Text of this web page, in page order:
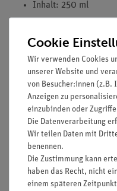
Inhalt: 250 ml
HINWEIS: Bitte beachten
Privatpersonen
Chemikalien nur an
Verwender und öffentliche
Lehranstalten ab.
Media / Downloads
Cookie
Wir verwenden Cookies
unserer Website und
von Besucher:innen (z.B.
Anzeigen zu
einzubinden oder
Die Datenverarbeitung
Wir teilen Daten mit
benennen.
Die Zustimmung kann
haben das Recht, nicht
einem späteren